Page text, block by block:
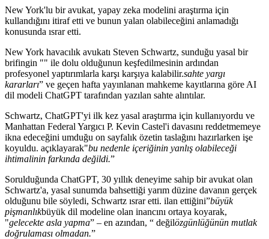
New York'lu bir avukat, yapay zeka modelini araştırma için
kullandığını itiraf etti ve bunun yalan olabileceğini anlamadığı
konusunda ısrar etti.
New York havacılık avukatı Steven Schwartz, sunduğu yasal bir
brifingin "" ile dolu olduğunun keşfedilmesinin ardından
profesyonel yaptırımlarla karşı karşıya kalabilir.sahte yargı
kararları” ve geçen hafta yayınlanan mahkeme kayıtlarına göre AI
dil modeli ChatGPT tarafından yazılan sahte alıntılar.
Schwartz, ChatGPT'yi ilk kez yasal araştırma için kullanıyordu ve
Manhattan Federal Yargıcı P. Kevin Castel'i davasını reddetmemeye
ikna edeceğini umduğu on sayfalık özetin taslağını hazırlarken işe
koyuldu. açıklayarak"bu nedenle içeriğinin yanlış olabileceği
ihtimalinin farkında değildi.”
Sorulduğunda ChatGPT, 30 yıllık deneyime sahip bir avukat olan
Schwartz'a, yasal sunumda bahsettiği yarım düzine davanın gerçek
olduğunu bile söyledi, Schwartz ısrar etti. ilan ettiğini”büyük
pişmanlıkbüyük dil modeline olan inancını ortaya koyarak,
"gelecekte asla yapma” – en azından, “ değilözgünlüğünün mutlak
doğrulaması olmadan.”